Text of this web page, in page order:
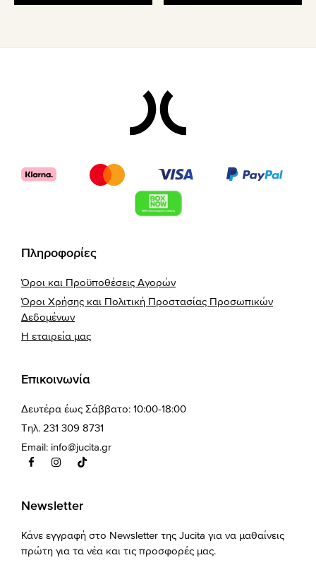
Πληροφορίες
Όροι και Προϋποθέσεις Αγορών
Όροι Χρήσης και Πολιτική Προστασίας Προσωπικών
Δεδομένων
Η εταιρεία μας
Επικοινωνία
Δευτέρα έως Σάββατο: 10:00-18:00
Τηλ. 231 309 8731
Email: info@jucita.gr
Newsletter
Κάνε εγγραφή στο Newsletter της Jucita για να μαθαίνεις
πρώτη για τα νέα και τις προσφορές μας.